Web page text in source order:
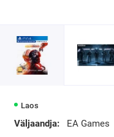
Laos
Väljaandja:
EA Games